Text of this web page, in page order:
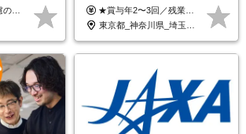
す。
トスキル＊年収1000万以上可
★賞与年2〜3回／残業代全額支給／子ども手当（月1万円）／誕生日手当（年1回1万円）★ ＜初年度の想定年収:600万円～800万円＞ 月給50万7000円～70万4000円＋賞与年2回＋決算賞与 ※経験・能力を考慮のうえ決定します。 ※専門性を高めながらチームを牽引する「プロジェクト推進力」を高く評価し、給与へダイレクトに反映します。 ※試用期間6ヶ月（待遇変動なし） 年収800万円以上も⽬指せます。 経験・スキル・前職給与を最大限に考慮し、 ご納得いただける条件を提示します。 【賞与】 年2〜3回支給（7月・12月＋業績により決算賞与） 当社では、目の前の案件による固定報酬だけが評価の全てではありません。 メンバー育成、現場でのポジション拡大、 ナレッジの共有、そして組織づくりへの参画など、 「会社への貢献度（ビジネスプロセス）」 を昇給・賞与へダイレクトに反映しています。 専門性を高める「技術」と、チームを前進させる「プロジェクト推進」。 この両輪を回すことで、確かなスキル成長と年収アップを同時に実現できる環境です。
東京都_神奈川県_埼玉県_千葉県